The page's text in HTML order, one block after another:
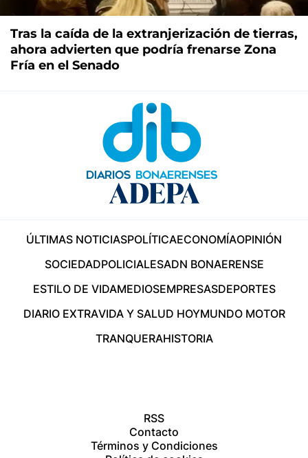
Tras la caída de la extranjerización de tierras,
ahora advierten que podría frenarse Zona
Fría en el Senado
ÚLTIMAS NOTICIASPOLÍTICAECONOMÍAOPINIÓN
SOCIEDADPOLICIALESADN BONAERENSE
ESTILO DE VIDAMEDIOSEMPRESASDEPORTES
DIARIO EXTRAVIDA Y SALUD HOYMUNDO MOTOR
TRANQUERAHISTORIA
RSS
Contacto
Términos y Condiciones